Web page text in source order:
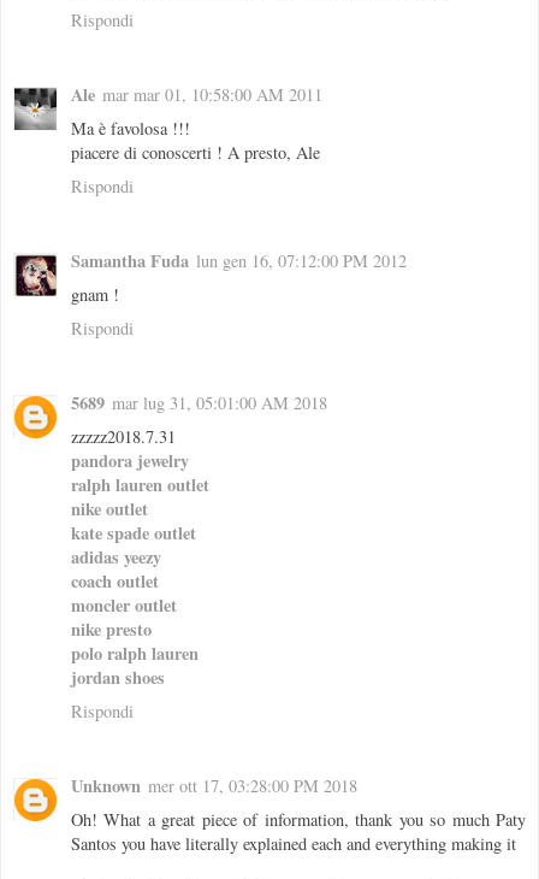
Rispondi
Ale mar mar 01, 10:58:00 AM 2011
Ma è favolosa !!!
piacere di conoscerti ! A presto, Ale
Rispondi
Samantha Fuda lun gen 16, 07:12:00 PM 2012
gnam !
Rispondi
5689 mar lug 31, 05:01:00 AM 2018
zzzzz2018.7.31
pandora jewelry
ralph lauren outlet
nike outlet
kate spade outlet
adidas yeezy
coach outlet
moncler outlet
nike presto
polo ralph lauren
jordan shoes
Rispondi
Unknown mer ott 17, 03:28:00 PM 2018
Oh! What a great piece of information, thank you so much Paty
Santos you have literally explained each and everything making it